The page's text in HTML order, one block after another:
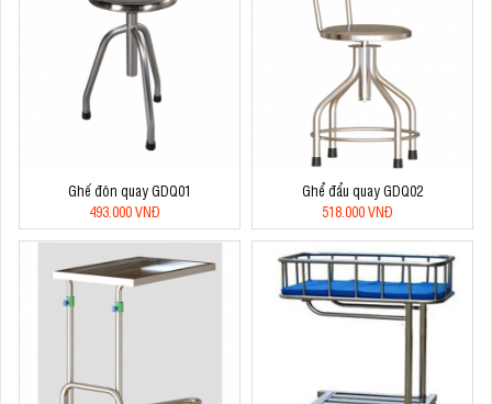
Ghế đôn quay GDQ01
493.000 VNĐ
Ghể đẩu quay GDQ02
518.000 VNĐ